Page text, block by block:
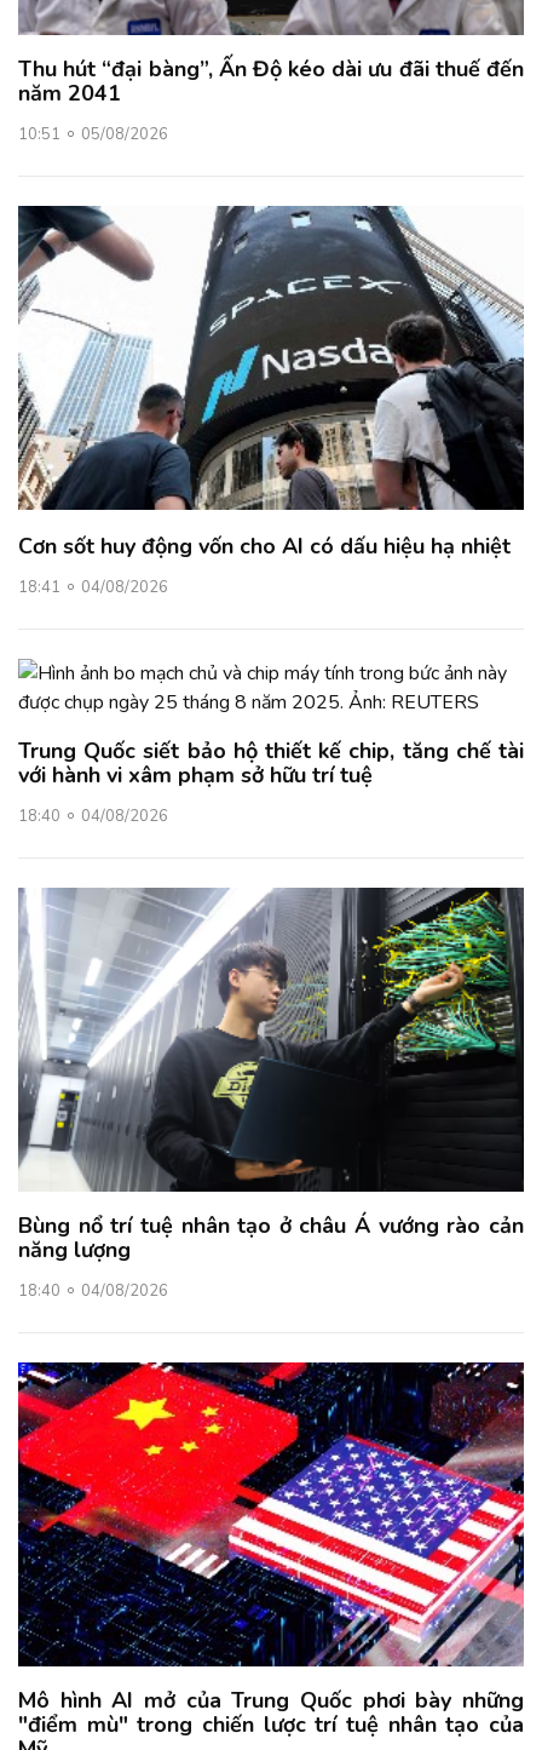
Thu hút “đại bàng”, Ấn Độ kéo dài ưu đãi thuế đến
năm 2041
10:51 05/08/2026
Cơn sốt huy động vốn cho AI có dấu hiệu hạ nhiệt
18:41 04/08/2026
Trung Quốc siết bảo hộ thiết kế chip, tăng chế tài
với hành vi xâm phạm sở hữu trí tuệ
18:40 04/08/2026
Bùng nổ trí tuệ nhân tạo ở châu Á vướng rào cản
năng lượng
18:40 04/08/2026
Mô hình AI mở của Trung Quốc phơi bày những
"điểm mù" trong chiến lược trí tuệ nhân tạo của